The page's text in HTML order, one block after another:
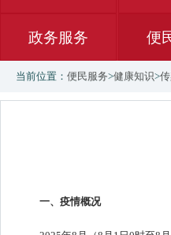
政务服务 便
当前位置： 便民服务>健康知识>
一、疫情概况